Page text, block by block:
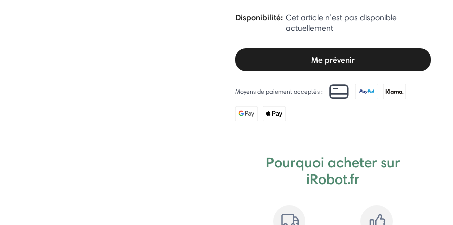
Disponibilité: Cet article n’est pas disponible
actuellement
Me prévenir
Moyens de paiement acceptés :
Pourquoi acheter sur
iRobot.fr